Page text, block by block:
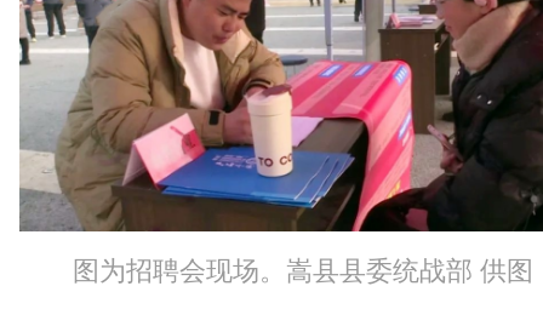
图为招聘会现场。嵩县县委统战部 供图